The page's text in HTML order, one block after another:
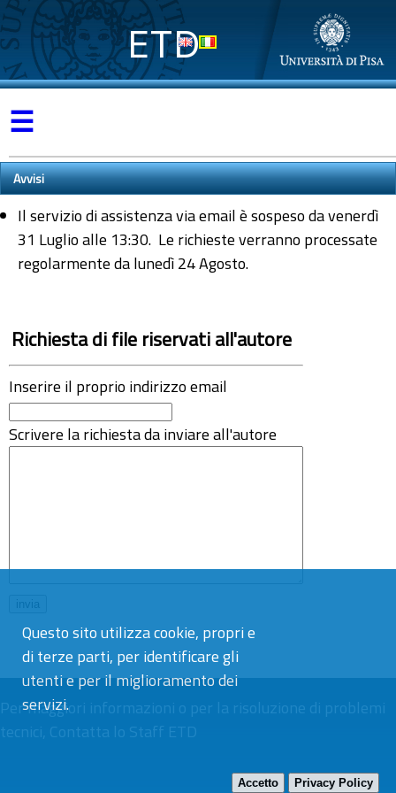
Questo sito utilizza cookie, propri e
di terze parti, per identificare gli
utenti e per il miglioramento dei
servizi.
Accetto Privacy Policy
ETD
☰
Avvisi
Il servizio di assistenza via email è sospeso da venerdì
31 Luglio alle 13:30. Le richieste verranno processate
regolarmente da lunedì 24 Agosto.
Richiesta di file riservati all'autore
Inserire il proprio indirizzo email
Scrivere la richiesta da inviare all'autore
Per maggiori informazioni o per la risoluzione di problemi
tecnici, Contatta lo Staff ETD